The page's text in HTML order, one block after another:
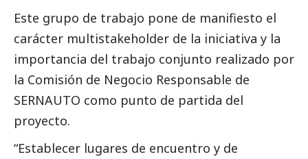
Este grupo de trabajo pone de manifiesto el
carácter multistakeholder de la iniciativa y la
importancia del trabajo conjunto realizado por
la Comisión de Negocio Responsable de
SERNAUTO como punto de partida del
proyecto.
“Establecer lugares de encuentro y de